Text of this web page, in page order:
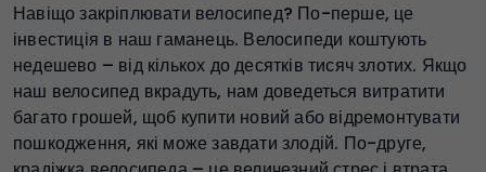
Навіщо закріплювати велосипед? По-перше, це
інвестиція в наш гаманець. Велосипеди коштують
недешево – від кількох до десятків тисяч злотих. Якщо
наш велосипед вкрадуть, нам доведеться витратити
багато грошей, щоб купити новий або відремонтувати
пошкодження, які може завдати злодій. По-друге,